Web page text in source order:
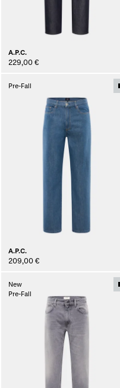
A.P.C.
229,00 €
Pre-Fall
A.P.C.
209,00 €
New
Pre-Fall